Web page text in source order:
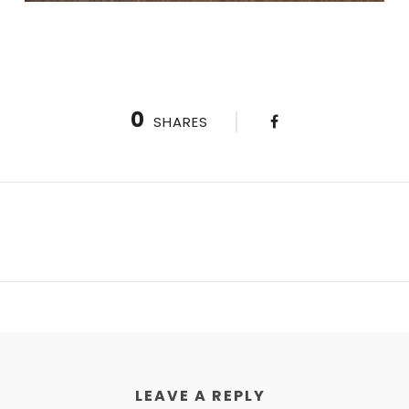
0 SHARES
LEAVE A REPLY